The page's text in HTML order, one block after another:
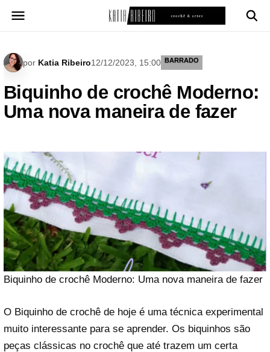
para
por Katia Ribeiro12/12/2023, 15:00 BARRADO
Biquinho de crochê Moderno:
Uma nova maneira de fazer
Biquinho de crochê Moderno: Uma nova maneira de fazer
O Biquinho de crochê de hoje é uma técnica experimental
muito interessante para se aprender. Os biquinhos são
peças clássicas no crochê que até trazem um certa